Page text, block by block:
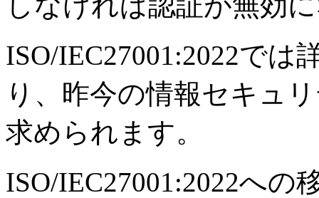
ISO/IEC27001:2022で
り、昨今の情報セキュ
求められます。
ISO/IEC27001:2022への